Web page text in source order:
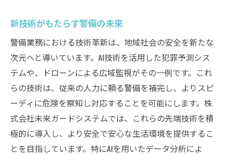
警備が担う信頼構築の重要性
最新技術で実現するスマート警備の未来像
スマート警備技術の進化
AIとIoTによるセキュリティ強化
最新の監視システムの導入事例
スマート技術で実現する予防警備
未来の警備業務における課題と解決策
新技術がもたらす警備の未来
警備業務における技術革新は、地域社会の安全を新たな
次元へと導いています。AI技術を活用した犯罪予測シス
テムや、ドローンによる広域監視がその一例です。これ
らの技術は、従来の人力に頼る警備を補完し、よりスピ
ーディに危険を察知し対応することを可能にします。株
式会社未来ガードシステムでは、これらの先端技術を積
極的に導入し、より安全で安心な生活環境を提供するこ
とを目指しています。特にAIを用いたデータ分析によ